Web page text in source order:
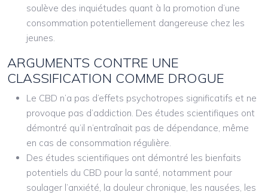
soulève des inquiétudes quant à la promotion d’une
consommation potentiellement dangereuse chez les
jeunes.
ARGUMENTS CONTRE UNE
CLASSIFICATION COMME DROGUE
Le CBD n’a pas d’effets psychotropes significatifs et ne
provoque pas d’addiction. Des études scientifiques ont
démontré qu’il n’entraînait pas de dépendance, même
en cas de consommation régulière.
Des études scientifiques ont démontré les bienfaits
potentiels du CBD pour la santé, notamment pour
soulager l’anxiété, la douleur chronique, les nausées, les